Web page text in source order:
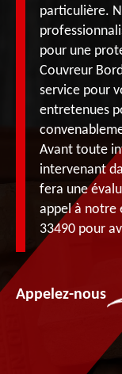
particulière.
pour une
Couvreur
service pour
entretenues
Avant toute
intervenant
fera une
appel à notre
33490 pour
Appelez-nous